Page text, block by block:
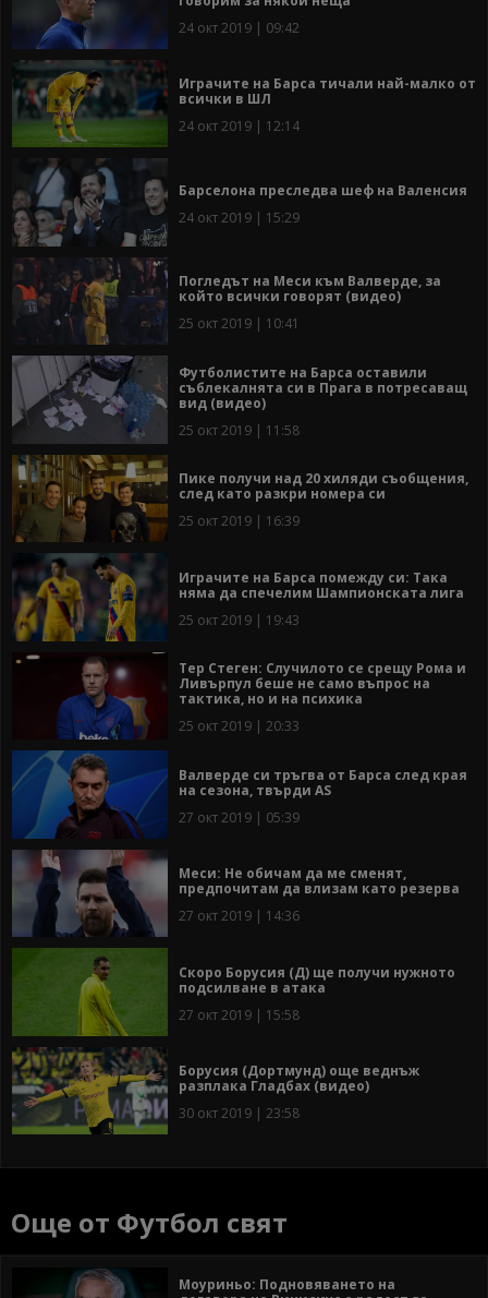
24 окт 2019 | 09:42
Играчите на Барса тичали най-малко от
всички в ШЛ
24 окт 2019 | 12:14
Барселона преследва шеф на Валенсия
24 окт 2019 | 15:29
Погледът на Меси към Валверде, за
който всички говорят (видео)
25 окт 2019 | 10:41
Футболистите на Барса оставили
съблекалнята си в Прага в потресаващ
вид (видео)
25 окт 2019 | 11:58
Пике получи над 20 хиляди съобщения,
след като разкри номера си
25 окт 2019 | 16:39
Играчите на Барса помежду си: Така
няма да спечелим Шампионската лига
25 окт 2019 | 19:43
Тер Стеген: Случилото се срещу Рома и
Ливърпул беше не само въпрос на
тактика, но и на психика
25 окт 2019 | 20:33
Валверде си тръгва от Барса след края
на сезона, твърди AS
27 окт 2019 | 05:39
Меси: Не обичам да ме сменят,
предпочитам да влизам като резерва
27 окт 2019 | 14:36
Скоро Борусия (Д) ще получи нужното
подсилване в атака
27 окт 2019 | 15:58
Борусия (Дортмунд) още веднъж
разплака Гладбах (видео)
30 окт 2019 | 23:58
Още от Футбол свят
Моуриньо: Подновяването на